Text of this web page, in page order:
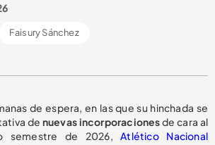
Faisury Sánchez
de espera, en las que su hinchada se
de nuevas incorporacionesde cara al
semestre de 2026,Atlético Nacional